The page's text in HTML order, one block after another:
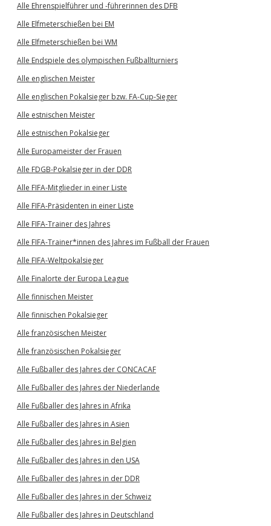
Alle Ehrenspielführer und -führerinnen des DFB
Alle Elfmeterschießen bei EM
Alle Elfmeterschießen bei WM
Alle Endspiele des olympischen Fußballturniers
Alle englischen Meister
Alle englischen Pokalsieger bzw. FA-Cup-Sieger
Alle estnischen Meister
Alle estnischen Pokalsieger
Alle Europameister der Frauen
Alle FDGB-Pokalsieger in der DDR
Alle FIFA-Mitglieder in einer Liste
Alle FIFA-Präsidenten in einer Liste
Alle FIFA-Trainer des Jahres
Alle FIFA-Trainer*innen des Jahres im Fußball der Frauen
Alle FIFA-Weltpokalsieger
Alle Finalorte der Europa League
Alle finnischen Meister
Alle finnischen Pokalsieger
Alle französischen Meister
Alle französischen Pokalsieger
Alle Fußballer des Jahres der CONCACAF
Alle Fußballer des Jahres der Niederlande
Alle Fußballer des Jahres in Afrika
Alle Fußballer des Jahres in Asien
Alle Fußballer des Jahres in Belgien
Alle Fußballer des Jahres in den USA
Alle Fußballer des Jahres in der DDR
Alle Fußballer des Jahres in der Schweiz
Alle Fußballer des Jahres in Deutschland